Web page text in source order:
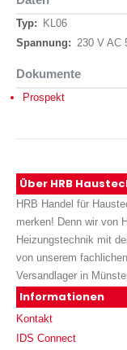
Daten
KL06
230 V AC
Dokumente
Prospekt
Über HRB
HRB Handel für
merken! Denn wir von
Heizungstechnik mit
von unserem
Versandlager in
Informationen
Kontakt
IDS Connect